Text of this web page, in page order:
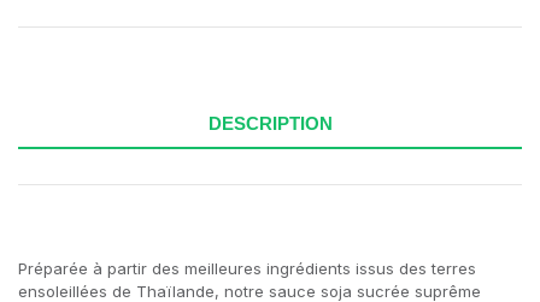
DESCRIPTION
Préparée à partir des meilleures ingrédients issus des terres
ensoleillées de Thaïlande, notre sauce soja sucrée suprême